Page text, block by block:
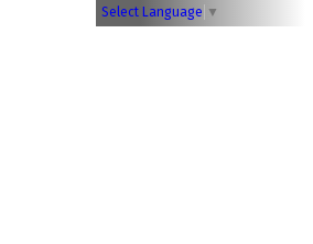
Select Language ▼